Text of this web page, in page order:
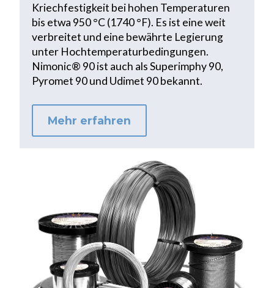
Kriechfestigkeit bei hohen Temperaturen
bis etwa 950 °C (1740 °F). Es ist eine weit
verbreitet und eine bewährte Legierung
unter Hochtemperaturbedingungen.
Nimonic® 90 ist auch als Superimphy 90,
Pyromet 90 und Udimet 90 bekannt.
Mehr erfahren